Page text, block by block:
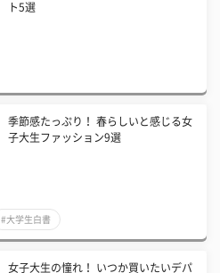
ト5選
季節感たっぷり！ 春らしいと感じる女
子大生ファッション9選
#大学生白書
女子大生の憧れ！ いつか買いたいデパ